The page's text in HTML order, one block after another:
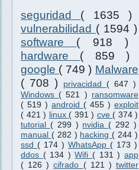
seguridad ( 1635 )
vulnerabilidad ( 1594 )
software ( 918 )
hardware ( 859 )
google ( 749 ) Malware
( 708 )
privacidad ( 647 )
Windows ( 521 ) ransomware
( 519 ) android ( 455 ) exploit
( 421 ) linux ( 391 ) cve ( 374 )
tutorial ( 299 ) nvidia ( 292 )
manual ( 282 ) hacking ( 244 )
ssd ( 174 ) WhatsApp ( 173 )
ddos ( 134 )Wifi ( 131 ) app
( 126 )cifrado ( 121 )twitter